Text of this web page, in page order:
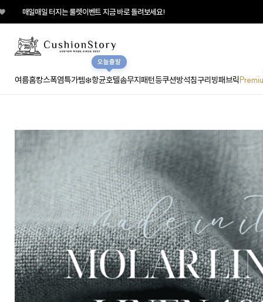
렛이벤트 지금 바로 돌려보세요!
여름홈캉스폭염특가템❄️항균호텔솜
오늘출발
무지패턴등쿠션방석침구리빙패브릭